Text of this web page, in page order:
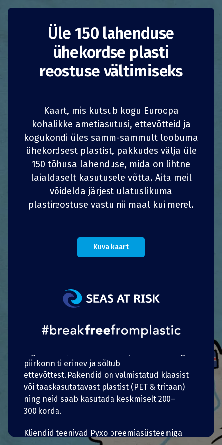
Pyxo
korduskasutatavate
pakendite võrgustik
Tarbimise vähendamine
Ettevõtted
2019. aastal asutatudPyxoon restoranidega
koostööd tegev iduettevõtte, kes haldab nende
korduskasutatavate pakendite võrgustikke.
Pakendeid jälgitakse kogu tarneahela jooksul,
suheldes logistikaettevõtete, kogumispunktide
ja pesulatega. Pyxo haldab nende andmete abil
kust saada süsteemi kohta teavet ja
restoranist korduskasutatava pakendi ja
tagastavad selle pärast kasutamist
restoranides võetakse kliendilt pakendi eest
tasu, kui seda pole kindla aja jooksul
piirkonniti erinev ja sõltub
ettevõttest. Pakendid on valmistatud klaasist
või taaskasutatavast plastist (PET & tritaan)
ning neid saab kasutada keskmiselt 200–
300 korda.
Kliendid teenivad Pyxo preemiasüsteemiga
1 z JAGA
4 JAGA JAGA
Üle 150 lahenduse
ühekordse plasti
reostuse vältimiseks
Kaart, mis kutsub kogu Euroopa
kohalikke ametiasutusi, ettevõtteid ja
kogukondi üles samm-sammult loobuma
ühekordsest plastist, pakkudes välja üle
150 tõhusa lahenduse, mida on lihtne
laialdaselt kasutusele võtta. Aita meil
võidelda järjest ulatuslikuma
plastireostuse vastu nii maal kui merel.
Kuva kaart
1 z JAGA
4 JAGA JAGA